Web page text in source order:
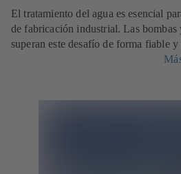
El tratamiento del agua es esencial
de fabricación industrial. Las
superan este desafío de forma fiable y